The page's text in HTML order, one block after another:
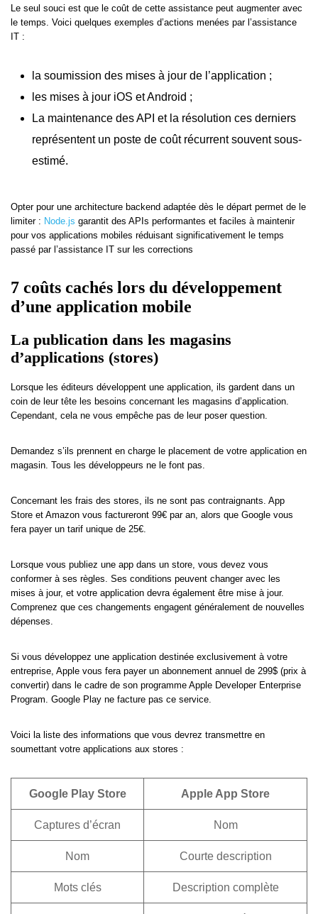
Le seul souci est que le coût de cette assistance peut augmenter avec
le temps. Voici quelques exemples d’actions menées par l’assistance
IT :
la soumission des mises à jour de l’application ;
les mises à jour iOS et Android ;
La maintenance des API et la résolution ces derniers
représentent un poste de coût récurrent souvent sous-
estimé.
Opter pour une architecture backend adaptée dès le départ permet de le
limiter : Node.js garantit des APIs performantes et faciles à maintenir
pour vos applications mobiles réduisant significativement le temps
passé par l’assistance IT sur les corrections
7 coûts cachés lors du développement
d’une application mobile
La publication dans les magasins
d’applications (stores)
Lorsque les éditeurs développent une application, ils gardent dans un
coin de leur tête les besoins concernant les magasins d’application.
Cependant, cela ne vous empêche pas de leur poser question.
Demandez s’ils prennent en charge le placement de votre application en
magasin. Tous les développeurs ne le font pas.
Concernant les frais des stores, ils ne sont pas contraignants. App
Store et Amazon vous factureront 99€ par an, alors que Google vous
fera payer un tarif unique de 25€.
Lorsque vous publiez une app dans un store, vous devez vous
conformer à ses règles. Ses conditions peuvent changer avec les
mises à jour, et votre application devra également être mise à jour.
Comprenez que ces changements engagent généralement de nouvelles
dépenses.
Si vous développez une application destinée exclusivement à votre
entreprise, Apple vous fera payer un abonnement annuel de 299$ (prix à
convertir) dans le cadre de son programme Apple Developer Enterprise
Program. Google Play ne facture pas ce service.
Voici la liste des informations que vous devrez transmettre en
soumettant votre applications aux stores :
Google Play Store Apple App Store
Captures d’écran Nom
Nom Courte description
Mots clés Description complète